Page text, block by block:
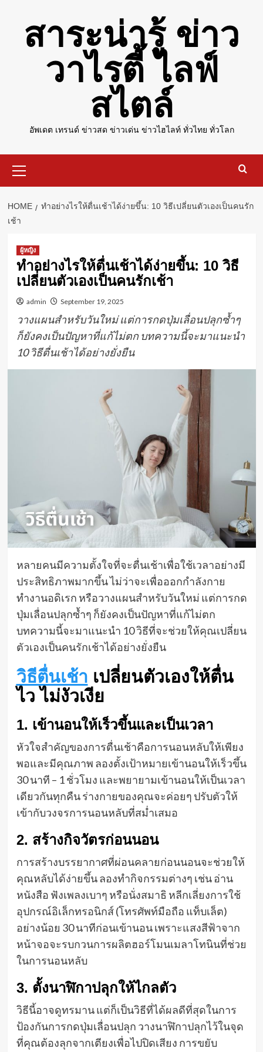
contentสาระน่ารู้ ข่าว
วาไรตี้ ไลฟ์
สไตล์
อัพเดต เทรนด์ ข่าวสด ข่าวเด่น ข่าวไฮไลท์ ทั่วไทย ทั่วโลก
Menu
HOME
ทำอย่างไรให้ตื่นเช้าได้ง่ายขึ้น: 10 วิธีเปลี่ยนตัวเองเป็นคนรัก
เช้า
ผู้หญิง
ทำอย่างไรให้ตื่นเช้าได้ง่ายขึ้น: 10 วิธี
เปลี่ยนตัวเองเป็นคนรักเช้า
admin September 19, 2025
วางแผนสำหรับวันใหม่ แต่การกดปุ่มเลื่อนปลุกซ้ำๆ
ก็ยังคงเป็นปัญหาที่แก้ไม่ตก บทความนี้จะมาแนะนำ
10 วิธีตื่นเช้าได้อย่างยั่งยืน
หลายคนมีความตั้งใจที่จะตื่นเช้าเพื่อใช้เวลาอย่างมี
ประสิทธิภาพมากขึ้น ไม่ว่าจะเพื่อออกกำลังกาย
ทำงานอดิเรก หรือวางแผนสำหรับวันใหม่ แต่การกด
ปุ่มเลื่อนปลุกซ้ำๆ ก็ยังคงเป็นปัญหาที่แก้ไม่ตก
บทความนี้จะมาแนะนำ 10 วิธีที่จะช่วยให้คุณเปลี่ยน
ตัวเองเป็นคนรักเช้าได้อย่างยั่งยืน
วิธีตื่นเช้า เปลี่ยนตัวเองให้ตื่น
ไว ไม่งัวเงีย
1. เข้านอนให้เร็วขึ้นและเป็นเวลา
หัวใจสำคัญของการตื่นเช้าคือการนอนหลับให้เพียง
พอและมีคุณภาพ ลองตั้งเป้าหมายเข้านอนให้เร็วขึ้น
30 นาที – 1 ชั่วโมง และพยายามเข้านอนให้เป็นเวลา
เดียวกันทุกคืน ร่างกายของคุณจะค่อยๆ ปรับตัวให้
เข้ากับวงจรการนอนหลับที่สม่ำเสมอ
2. สร้างกิจวัตรก่อนนอน
การสร้างบรรยากาศที่ผ่อนคลายก่อนนอนจะช่วยให้
คุณหลับได้ง่ายขึ้น ลองทำกิจกรรมต่างๆ เช่น อ่าน
หนังสือ ฟังเพลงเบาๆ หรือนั่งสมาธิ หลีกเลี่ยงการใช้
อุปกรณ์อิเล็กทรอนิกส์ (โทรศัพท์มือถือ แท็บเล็ต)
อย่างน้อย 30 นาทีก่อนเข้านอน เพราะแสงสีฟ้าจาก
หน้าจอจะรบกวนการผลิตฮอร์โมนเมลาโทนินที่ช่วย
ในการนอนหลับ
3. ตั้งนาฬิกาปลุกให้ไกลตัว
วิธีนี้อาจดูทรมาน แต่ก็เป็นวิธีที่ได้ผลดีที่สุดในการ
ป้องกันการกดปุ่มเลื่อนปลุก วางนาฬิกาปลุกไว้ในจุด
ที่คุณต้องลุกจากเตียงเพื่อไปปิดเสียง การขยับ